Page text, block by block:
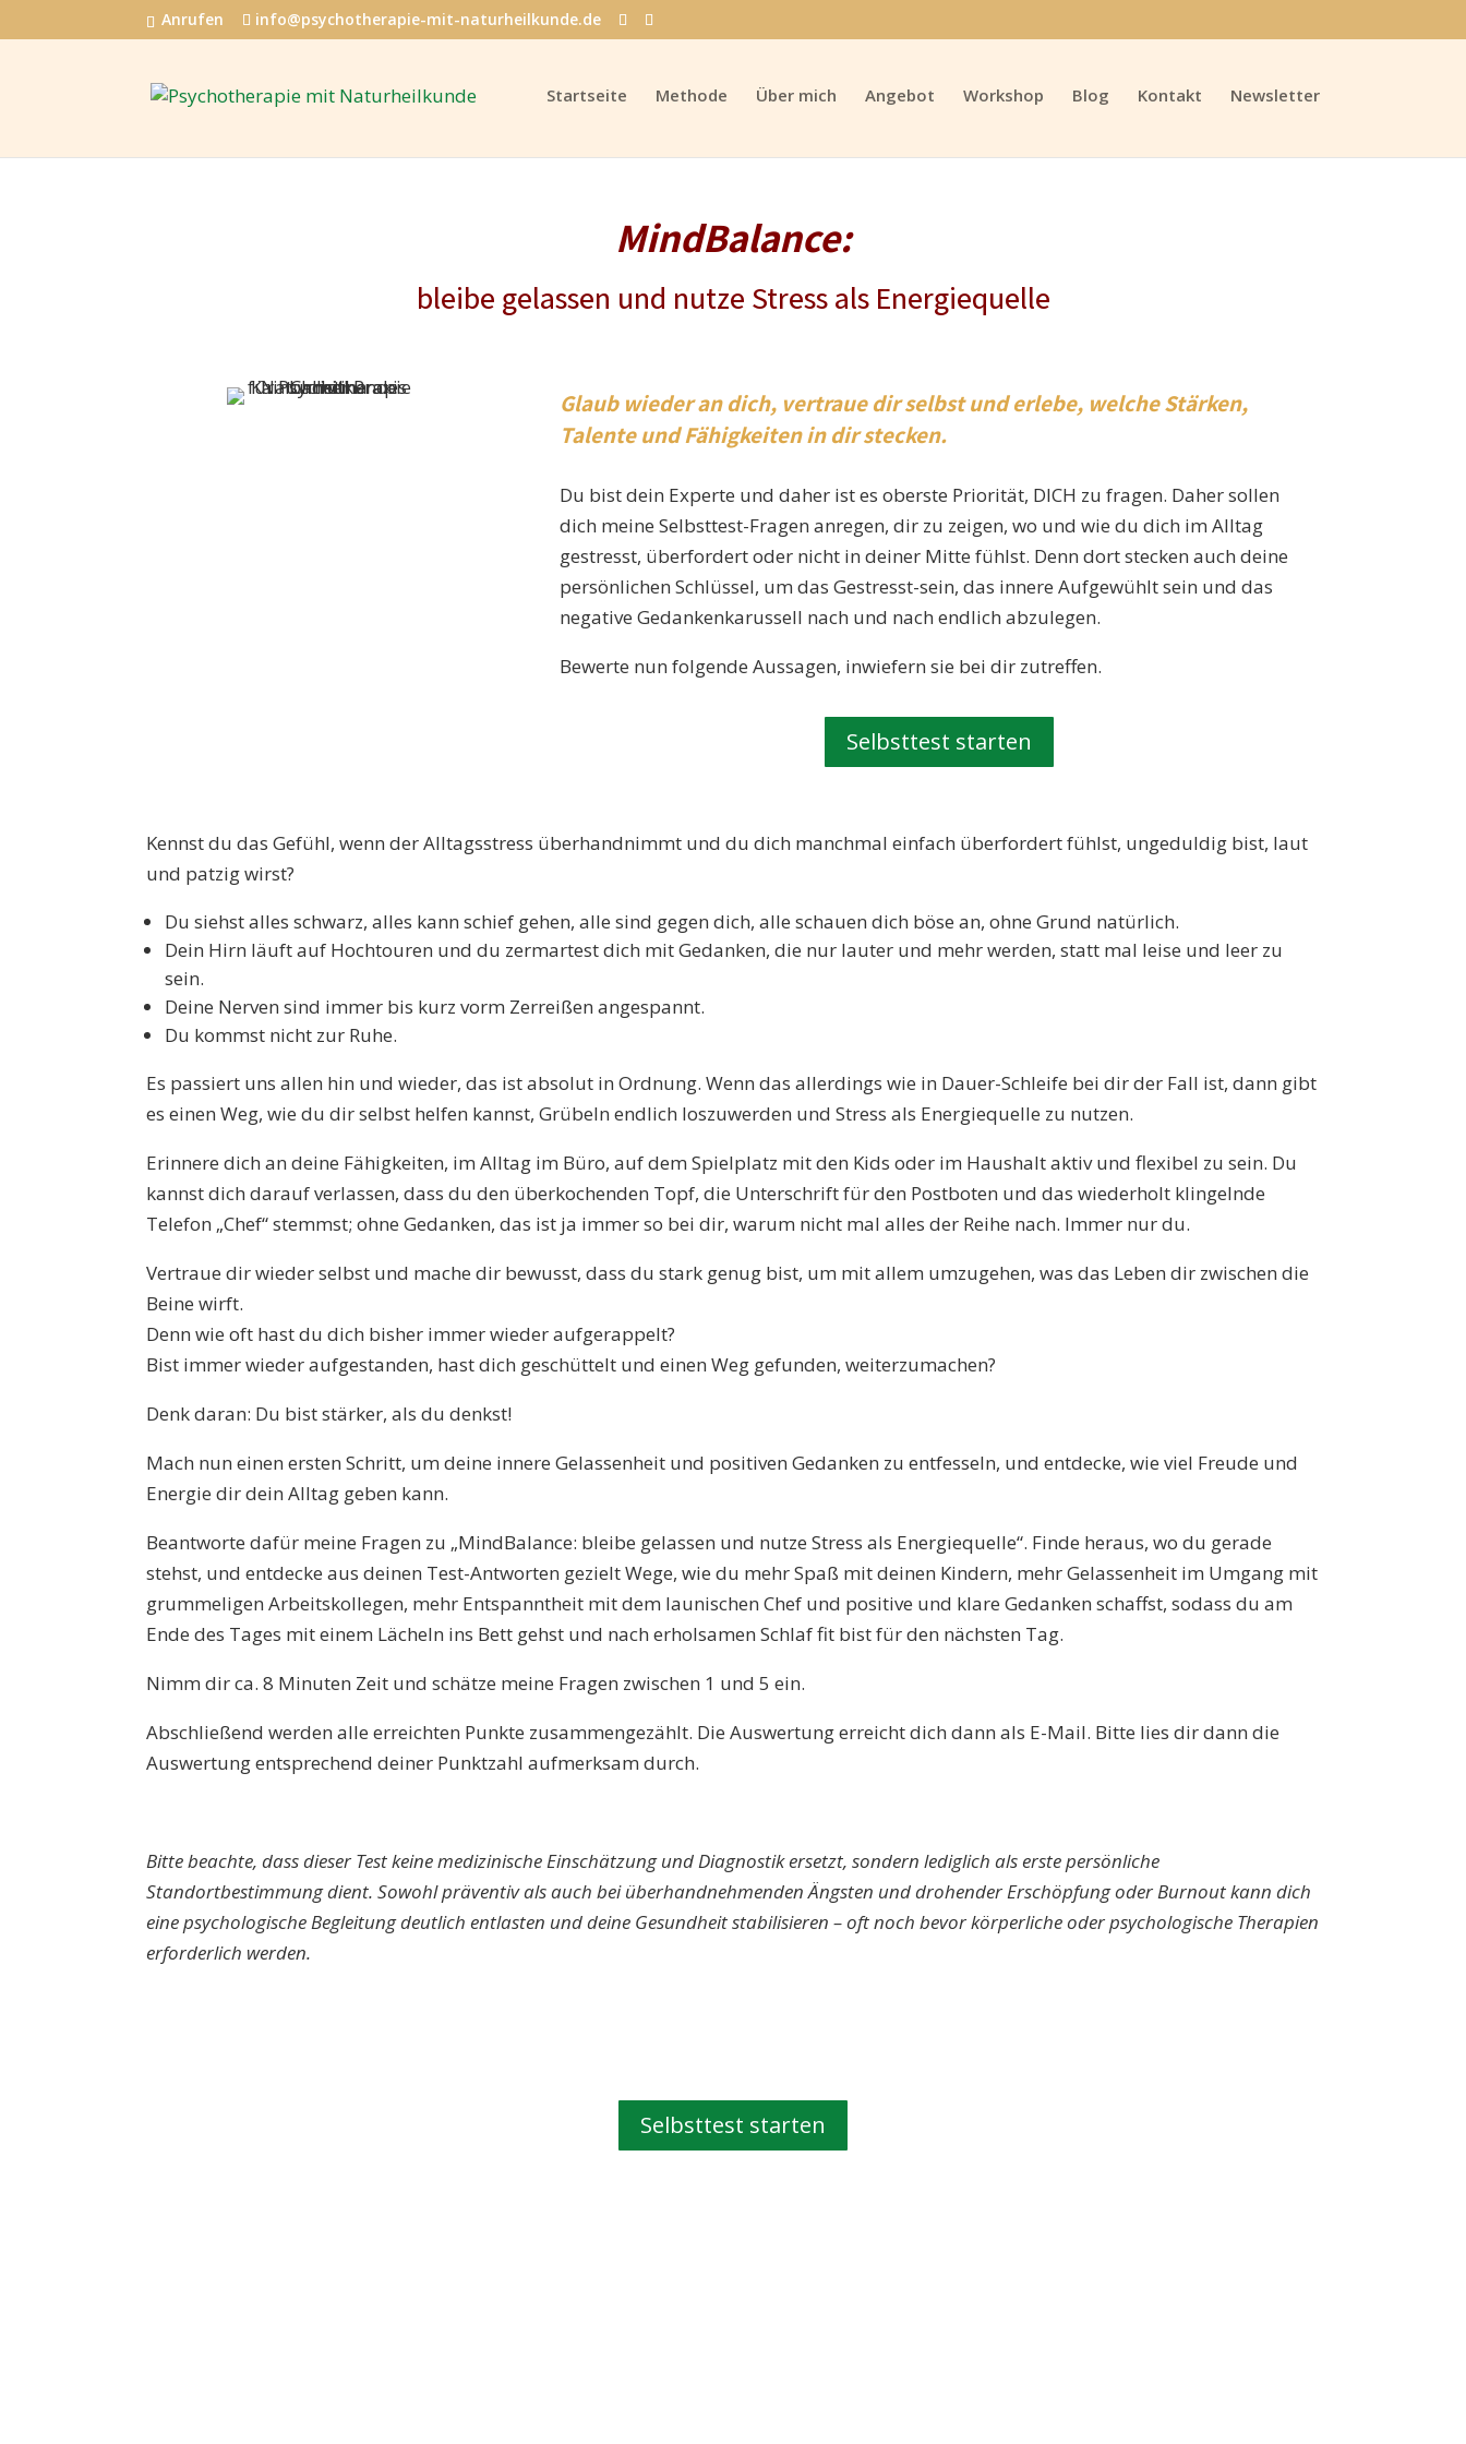
Anrufen info@psychotherapie-mit-naturheilkunde.de
Startseite Methode Über mich Angebot Workshop Blog Kontakt Newsletter
MindBalance:
bleibe gelassen und nutze Stress als Energiequelle
Glaub wieder an dich, vertraue dir selbst und erlebe, welche Stärken,
Talente und Fähigkeiten in dir stecken.
Du bist dein Experte und daher ist es oberste Priorität, DICH zu fragen. Daher sollen
dich meine Selbsttest-Fragen anregen, dir zu zeigen, wo und wie du dich im Alltag
gestresst, überfordert oder nicht in deiner Mitte fühlst. Denn dort stecken auch deine
persönlichen Schlüssel, um das Gestresst-sein, das innere Aufgewühlt sein und das
negative Gedankenkarussell nach und nach endlich abzulegen.
Bewerte nun folgende Aussagen, inwiefern sie bei dir zutreffen.
Selbsttest starten
Kennst du das Gefühl, wenn der Alltagsstress überhandnimmt und du dich manchmal einfach überfordert fühlst, ungeduldig bist, laut
und patzig wirst?
Du siehst alles schwarz, alles kann schief gehen, alle sind gegen dich, alle schauen dich böse an, ohne Grund natürlich.
Dein Hirn läuft auf Hochtouren und du zermartest dich mit Gedanken, die nur lauter und mehr werden, statt mal leise und leer zu
sein.
Deine Nerven sind immer bis kurz vorm Zerreißen angespannt.
Du kommst nicht zur Ruhe.
Es passiert uns allen hin und wieder, das ist absolut in Ordnung. Wenn das allerdings wie in Dauer-Schleife bei dir der Fall ist, dann gibt
es einen Weg, wie du dir selbst helfen kannst, Grübeln endlich loszuwerden und Stress als Energiequelle zu nutzen.
Erinnere dich an deine Fähigkeiten, im Alltag im Büro, auf dem Spielplatz mit den Kids oder im Haushalt aktiv und flexibel zu sein. Du
kannst dich darauf verlassen, dass du den überkochenden Topf, die Unterschrift für den Postboten und das wiederholt klingelnde
Telefon „Chef“ stemmst; ohne Gedanken, das ist ja immer so bei dir, warum nicht mal alles der Reihe nach. Immer nur du.
Vertraue dir wieder selbst und mache dir bewusst, dass du stark genug bist, um mit allem umzugehen, was das Leben dir zwischen die
Beine wirft.
Denn wie oft hast du dich bisher immer wieder aufgerappelt?
Bist immer wieder aufgestanden, hast dich geschüttelt und einen Weg gefunden, weiterzumachen?
Denk daran: Du bist stärker, als du denkst!
Mach nun einen ersten Schritt, um deine innere Gelassenheit und positiven Gedanken zu entfesseln, und entdecke, wie viel Freude und
Energie dir dein Alltag geben kann.
Beantworte dafür meine Fragen zu „MindBalance: bleibe gelassen und nutze Stress als Energiequelle“. Finde heraus, wo du gerade
stehst, und entdecke aus deinen Test-Antworten gezielt Wege, wie du mehr Spaß mit deinen Kindern, mehr Gelassenheit im Umgang mit
grummeligen Arbeitskollegen, mehr Entspanntheit mit dem launischen Chef und positive und klare Gedanken schaffst, sodass du am
Ende des Tages mit einem Lächeln ins Bett gehst und nach erholsamen Schlaf fit bist für den nächsten Tag.
Nimm dir ca. 8 Minuten Zeit und schätze meine Fragen zwischen 1 und 5 ein.
Abschließend werden alle erreichten Punkte zusammengezählt. Die Auswertung erreicht dich dann als E-Mail. Bitte lies dir dann die
Auswertung entsprechend deiner Punktzahl aufmerksam durch.
Bitte beachte, dass dieser Test keine medizinische Einschätzung und Diagnostik ersetzt, sondern lediglich als erste persönliche
Standortbestimmung dient. Sowohl präventiv als auch bei überhandnehmenden Ängsten und drohender Erschöpfung oder Burnout kann dich
eine psychologische Begleitung deutlich entlasten und deine Gesundheit stabilisieren – oft noch bevor körperliche oder psychologische Therapien
erforderlich werden.
Selbsttest starten